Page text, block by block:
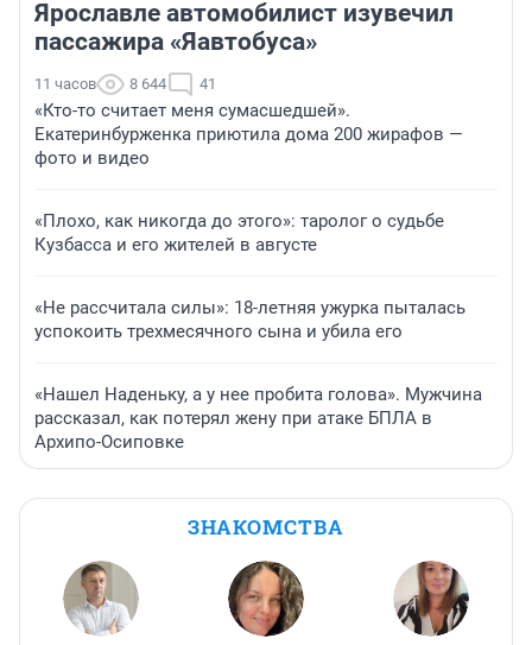
Ярославле автомобилист изувечил
пассажира «Яавтобуса»
11 часов 8 644 41
«Кто-то считает меня сумасшедшей».
Екатеринбурженка приютила дома 200 жирафов —
фото и видео
«Плохо, как никогда до этого»: таролог о судьбе
Кузбасса и его жителей в августе
«Не рассчитала силы»: 18-летняя ужурка пыталась
успокоить трехмесячного сына и убила его
«Нашел Наденьку, а у нее пробита голова». Мужчина
рассказал, как потерял жену при атаке БПЛА в
Архипо-Осиповке
ЗНАКОМСТВА